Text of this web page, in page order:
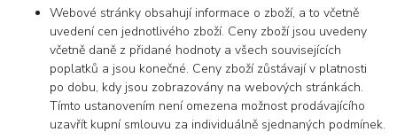
Webové stránky obsahují informace o zboží, a to včetně
uvedení cen jednotlivého zboží. Ceny zboží jsou uvedeny
včetně daně z přidané hodnoty a všech souvisejících
poplatků a jsou konečné. Ceny zboží zůstávají v platnosti
po dobu, kdy jsou zobrazovány na webových stránkách.
Tímto ustanovením není omezena možnost prodávajícího
uzavřít kupní smlouvu za individuálně sjednaných podmínek.